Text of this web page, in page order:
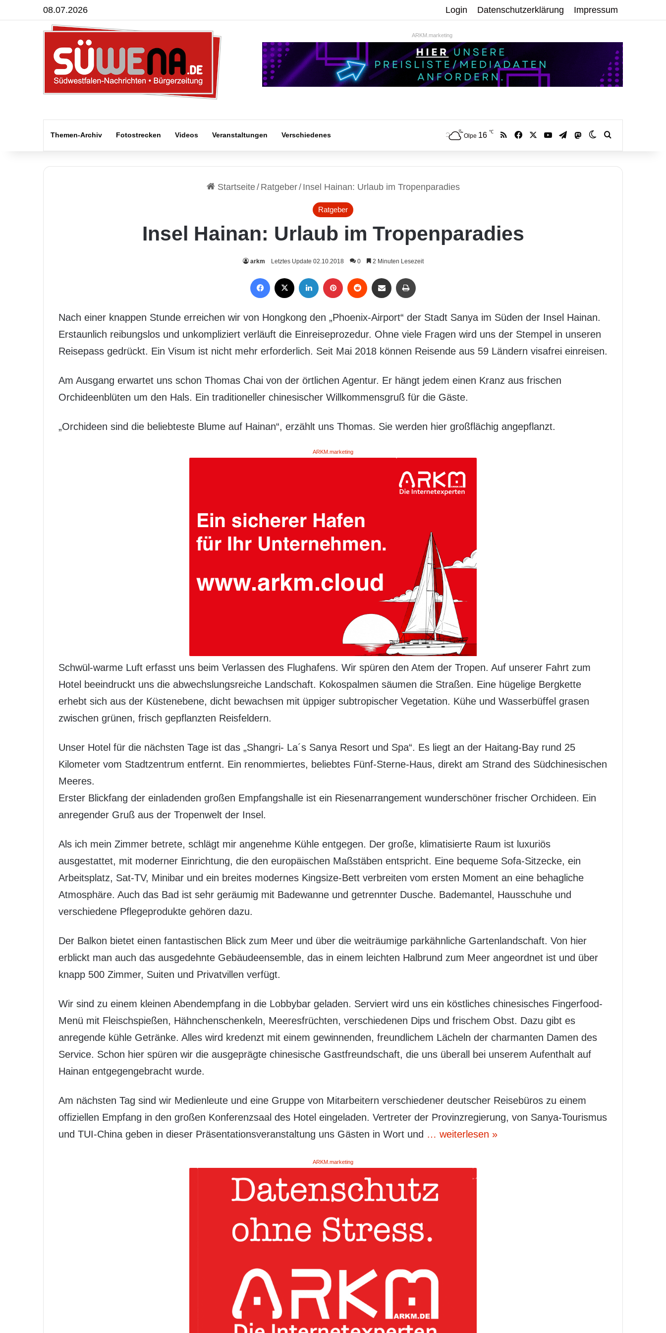
08.07.2026 Login Datenschutzerklärung Impressum
ARKM.marketing
Themen-Archiv Fotostrecken Videos Veranstaltungen Verschiedenes Olpe 16 ℃ RSS Facebook YouTubeTelegramMastodonSkin umschalten
Startseite/ Ratgeber/ Insel Hainan: Urlaub im Tropenparadies
Ratgeber
Insel Hainan: Urlaub im Tropenparadies
arkm Letztes Update 02.10.2018 0 2 Minuten Lesezeit
Nach einer knappen Stunde erreichen wir von Hongkong den „Phoenix-Airport“ der Stadt Sanya im Süden der Insel Hainan.
Erstaunlich reibungslos und unkompliziert verläuft die Einreiseprozedur. Ohne viele Fragen wird uns der Stempel in unseren
Reisepass gedrückt. Ein Visum ist nicht mehr erforderlich. Seit Mai 2018 können Reisende aus 59 Ländern visafrei einreisen.
Am Ausgang erwartet uns schon Thomas Chai von der örtlichen Agentur. Er hängt jedem einen Kranz aus frischen
Orchideenblüten um den Hals. Ein traditioneller chinesischer Willkommensgruß für die Gäste.
„Orchideen sind die beliebteste Blume auf Hainan“, erzählt uns Thomas. Sie werden hier großflächig angepflanzt.
ARKM.marketing
Schwül-warme Luft erfasst uns beim Verlassen des Flughafens. Wir spüren den Atem der Tropen. Auf unserer Fahrt zum
Hotel beeindruckt uns die abwechslungsreiche Landschaft. Kokospalmen säumen die Straßen. Eine hügelige Bergkette
erhebt sich aus der Küstenebene, dicht bewachsen mit üppiger subtropischer Vegetation. Kühe und Wasserbüffel grasen
zwischen grünen, frisch gepflanzten Reisfeldern.
Unser Hotel für die nächsten Tage ist das „Shangri- La´s Sanya Resort und Spa“. Es liegt an der Haitang-Bay rund 25
Kilometer vom Stadtzentrum entfernt. Ein renommiertes, beliebtes Fünf-Sterne-Haus, direkt am Strand des Südchinesischen
Meeres.
Erster Blickfang der einladenden großen Empfangshalle ist ein Riesenarrangement wunderschöner frischer Orchideen. Ein
anregender Gruß aus der Tropenwelt der Insel.
Als ich mein Zimmer betrete, schlägt mir angenehme Kühle entgegen. Der große, klimatisierte Raum ist luxuriös
ausgestattet, mit moderner Einrichtung, die den europäischen Maßstäben entspricht. Eine bequeme Sofa-Sitzecke, ein
Arbeitsplatz, Sat-TV, Minibar und ein breites modernes Kingsize-Bett verbreiten vom ersten Moment an eine behagliche
Atmosphäre. Auch das Bad ist sehr geräumig mit Badewanne und getrennter Dusche. Bademantel, Hausschuhe und
verschiedene Pflegeprodukte gehören dazu.
Der Balkon bietet einen fantastischen Blick zum Meer und über die weiträumige parkähnliche Gartenlandschaft. Von hier
erblickt man auch das ausgedehnte Gebäudeensemble, das in einem leichten Halbrund zum Meer angeordnet ist und über
knapp 500 Zimmer, Suiten und Privatvillen verfügt.
Wir sind zu einem kleinen Abendempfang in die Lobbybar geladen. Serviert wird uns ein köstliches chinesisches Fingerfood-
Menü mit Fleischspießen, Hähnchenschenkeln, Meeresfrüchten, verschiedenen Dips und frischem Obst. Dazu gibt es
anregende kühle Getränke. Alles wird kredenzt mit einem gewinnenden, freundlichem Lächeln der charmanten Damen des
Service. Schon hier spüren wir die ausgeprägte chinesische Gastfreundschaft, die uns überall bei unserem Aufenthalt auf
Hainan entgegengebracht wurde.
Am nächsten Tag sind wir Medienleute und eine Gruppe von Mitarbeitern verschiedener deutscher Reisebüros zu einem
offiziellen Empfang in den großen Konferenzsaal des Hotel eingeladen. Vertreter der Provinzregierung, von Sanya-Tourismus
und TUI-China geben in dieser Präsentationsveranstaltung uns Gästen in Wort und … weiterlesen »
ARKM.marketing